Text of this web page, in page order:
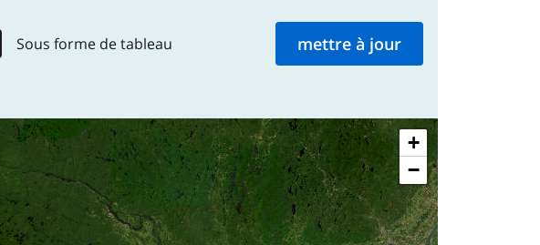
Sous forme de tableau
+
−